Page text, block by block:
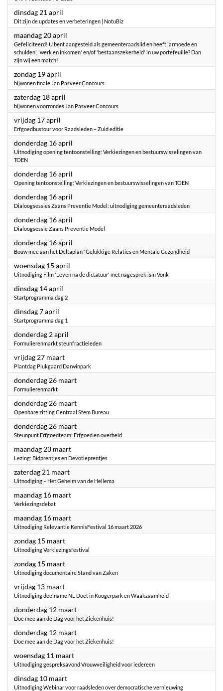
dinsdag 21 april
Dit zijn de updates en verbeteringen | NotuBiz
maandag 20 april
Gefeliciteerd! U bent aangesteld als gemeenteraadslid en heeft 'armoede en
schulden', 'werk en inkomen' en/of 'bestaanszekerheid' in uw portefeuille? Dan
zijn wij een match!
zondag 19 april
bijwonen finale Jan Pasveer Concours
zaterdag 18 april
bijwonen voorrondes Jan Pasveer Concours
vrijdag 17 april
Erfgoedbustour voor Raadsleden – Zuid editie
donderdag 16 april
Uitnodiging opening tentoonstelling: Verkiezingen en bestuurswisselingen van
TOEN
donderdag 16 april
Opening tentoonstelling: Verkiezingen en bestuurswisselingen van TOEN
donderdag 16 april
Dialoogsessies Zaans Preventie Model: uitnodiging gemeenteraadsleden
donderdag 16 april
Dialoogsessie Zaans Preventie Model
donderdag 16 april
Bouw mee aan het Deltaplan “Gelukkige Relaties en Mentale Gezondheid
woensdag 15 april
Uitnodiging Film 'Leven na de dictatuur' met nagesprek ism Vonk
dinsdag 14 april
Startprogramma dag 2
dinsdag 7 april
Startprogramma dag 1
donderdag 2 april
Formulierenmarkt steunfractieleden
vrijdag 27 maart2026
Plantdag Plukgaard Darwinpark
donderdag 26 maart2026
Formulierenmarkt
donderdag 26 maart2026
Openbare zitting Centraal Stem Bureau
donderdag 26 maart2026
Steunpunt Erfgoedteam: Erfgoed en overheid
maandag 23 maart2026
Lezing: Bidprentjes en Devotieprentjes
zaterdag 21 maart2026
Uitnodiging – Het Geheim van de Hellema
maandag 16 maart2026
Verkiezingsdebat
maandag 16 maart2026
Uitnodiging Relevantie KennisFestival 16 maart 2026
zondag 15 maart2026
Uitnodiging Verkiezingsfestival
zondag 15 maart2026
Uitnodiging documentaire Stand van Zaken
vrijdag 13 maart2026
Uitnodiging deelname NL Doet in Koogerpark en Waakzaamheid
donderdag 12 maart2026
Doe mee aan de Dag voor het Ziekenhuis!
donderdag 12 maart2026
Doe mee aan de Dag voor het Ziekenhuis!
woensdag 11 maart2026
Uitnodiging gespreksavond Vrouwveiligheid voor iedereen
dinsdag 10 maart2026
Uitnodiging Webinar voor raadsleden over democratische vernieuwing